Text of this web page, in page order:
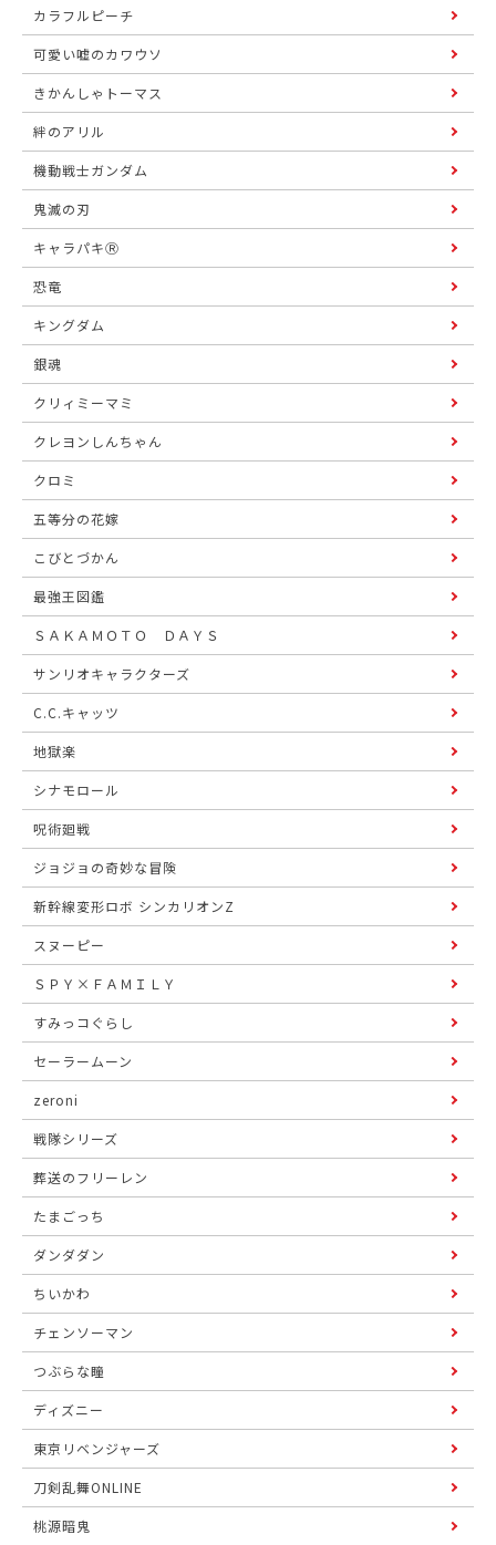
カラフルピーチ
可愛い嘘のカワウソ
きかんしゃトーマス
絆のアリル
機動戦士ガンダム
鬼滅の刃
キャラパキⓇ
恐竜
キングダム
銀魂
クリィミーマミ
クレヨンしんちゃん
クロミ
五等分の花嫁
こびとづかん
最強王図鑑
ＳＡＫＡＭＯＴＯ ＤＡＹＳ
サンリオキャラクターズ
C.C.キャッツ
地獄楽
シナモロール
呪術廻戦
ジョジョの奇妙な冒険
新幹線変形ロボ シンカリオンZ
スヌーピー
ＳＰＹ×ＦＡＭＩＬＹ
すみっコぐらし
セーラームーン
zeroni
戦隊シリーズ
葬送のフリーレン
たまごっち
ダンダダン
ちいかわ
チェンソーマン
つぶらな瞳
ディズニー
東京リベンジャーズ
刀剣乱舞ONLINE
桃源暗鬼